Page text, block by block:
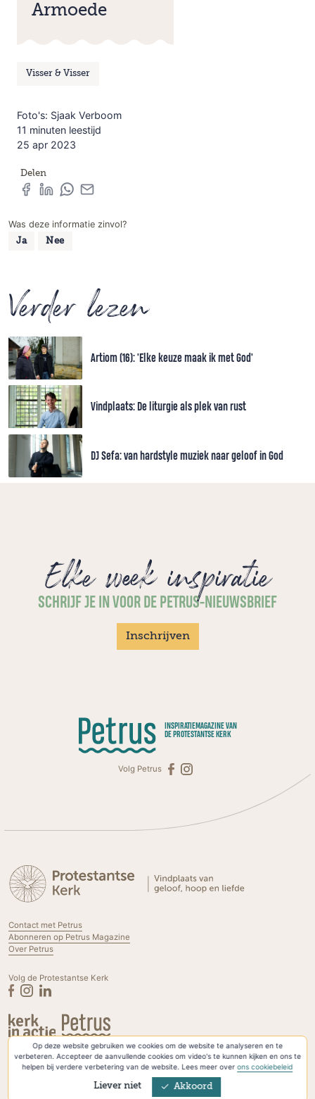
Op deze website gebruiken we cookies om de website te analyseren en te
verbeteren. Accepteer de aanvullende cookies om video's te kunnen kijken en ons te
helpen bij verdere verbetering van de website. Lees meer overons cookiebeleid
Liever niet Akkoord
Armoede
Visser & Visser
Foto's: Sjaak Verboom
11 minuten leestijd
25 apr 2023
Delen
Was deze informatie zinvol?
Ja Nee
Verder lezen
Artiom (16): 'Elke keuze maak ik met God'
Vindplaats: De liturgie als plek van rust
DJ Sefa: van hardstyle muziek naar geloof in God
Elke week inspiratie
SCHRIJF JE IN VOOR DE PETRUS-NIEUWSBRIEF
Inschrijven
INSPIRATIEMAGAZINE VAN
DE PROTESTANTSE KERK
Volg Petrus
Contact met Petrus
Abonneren op Petrus Magazine
Over Petrus
Volg de Protestantse Kerk
Privacyverklaring & Cookies